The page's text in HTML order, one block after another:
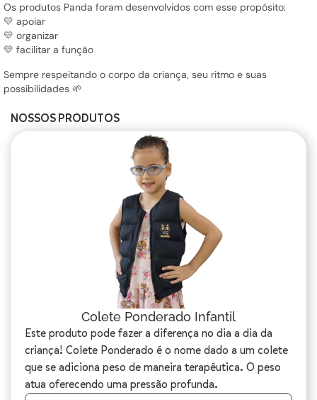
Os produtos Panda foram desenvolvidos com esse propósito:
💛 apoiar
💛 organizar
💛 facilitar a função
Sempre respeitando o corpo da criança, seu ritmo e suas
possibilidades 🌱
NOSSOS PRODUTOS
Colete Ponderado Infantil
Este produto pode fazer a diferença no dia a dia da
criança! Colete Ponderado é o nome dado a um colete
que se adiciona peso de maneira terapêutica. O peso
atua oferecendo uma pressão profunda.